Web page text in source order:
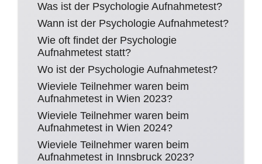
Was ist der Psychologie Aufnahmetest?
Wann ist der Psychologie Aufnahmetest?
Wie oft findet der Psychologie
Aufnahmetest statt?
Wo ist der Psychologie Aufnahmetest?
Wieviele Teilnehmer waren beim
Aufnahmetest in Wien 2023?
Wieviele Teilnehmer waren beim
Aufnahmetest in Wien 2024?
Wieviele Teilnehmer waren beim
Aufnahmetest in Innsbruck 2023?